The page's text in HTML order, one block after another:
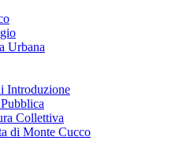
Urbana
Introduzione
Collettiva
di Monte Cucco